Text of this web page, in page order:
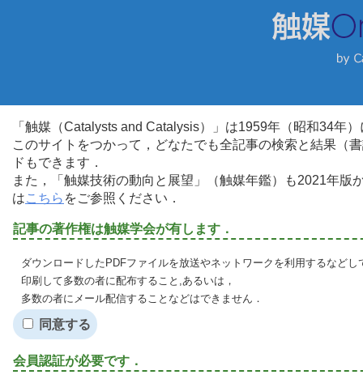
「触媒（Catalysts and Catalysis）」は1959年（昭和34年
このサイトをつかって，どなたでも全記事の検索と結果（
ドもできます．
また，「触媒技術の動向と展望」（触媒年鑑）も2021年
はこちら をご参照ください．
記事の著作権は触媒学会が有します．
ダウンロードしたPDFファイルを放送やネットワークを利用するなど
印刷して多数の者に配布すること,あるいは，
多数の者にメール配信することなどはできません．
同意する
会員認証が必要です．